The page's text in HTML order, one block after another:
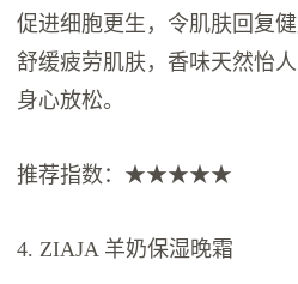
促进细胞更生，令肌肤回复
舒缓疲劳肌肤，香味天然怡
身心放松。
推荐指数：★★★★★
4. ZIAJA 羊奶保湿晚霜